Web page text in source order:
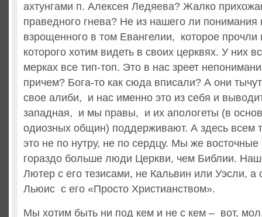
ахтунгами п. Алексея Ледяева? Жалко
праведного гнева? Не из нашего ли понимания
взрощенного в том Евангелии, которое прочли
которого хотим видеть в своих церквях. У них
мерках все тип-топ. Это в нас зреет
причем? Бога-то как сюда вписали? А они
свое алиби, и нас именно это из себя и
западная, и мы правы, и их апологеты (в
одиозных общин) поддерживают. А здесь всем
это не по нутру, не по сердцу. Мы же
гораздо больше люди Церкви, чем Библии.
Лютер с его тезисами, не Кальвин или Уэсли, а
Льюис с его «Просто Христианством».
Мы хотим быть ни под кем и не с кем – вот,